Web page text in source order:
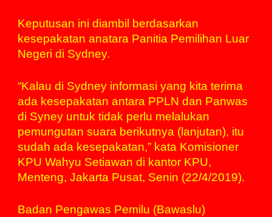
Keputusan ini diambil berdasarkan
kesepakatan anatara Panitia Pemilihan Luar
Negeri di Sydney.
“Kalau di Sydney informasi yang kita terima
ada kesepakatan antara PPLN dan Panwas
di Syney untuk tidak perlu melalukan
pemungutan suara berikutnya (lanjutan), itu
sudah ada kesepakatan,” kata Komisioner
KPU Wahyu Setiawan di kantor KPU,
Menteng, Jakarta Pusat, Senin (22/4/2019).
Badan Pengawas Pemilu (Bawaslu)